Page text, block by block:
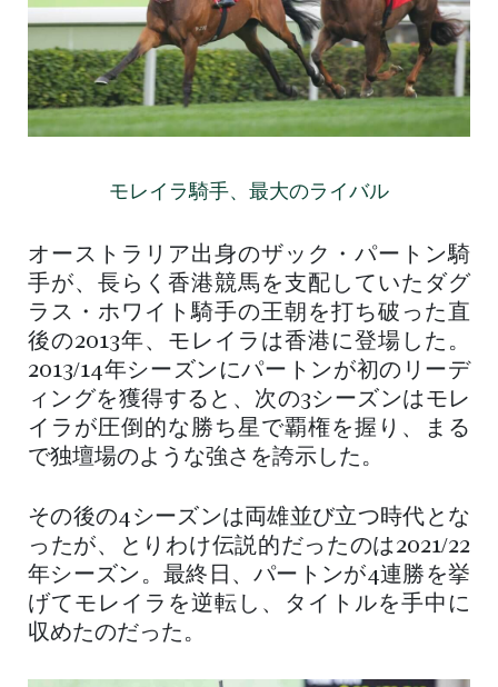
モレイラ騎手、最大のライバル
オーストラリア出身のザック・パートン騎
手が、長らく香港競馬を支配していたダグ
ラス・ホワイト騎手の王朝を打ち破った直
後の2013年、モレイラは香港に登場した。
2013/14年シーズンにパートンが初のリーデ
ィングを獲得すると、次の3シーズンはモレ
イラが圧倒的な勝ち星で覇権を握り、まる
で独壇場のような強さを誇示した。
その後の4シーズンは両雄並び立つ時代とな
ったが、とりわけ伝説的だったのは2021/22
年シーズン。最終日、パートンが4連勝を挙
げてモレイラを逆転し、タイトルを手中に
収めたのだった。